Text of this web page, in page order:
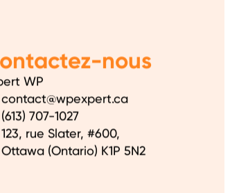
nous
WP
contact@wpexpert.ca
(613) 707-1027
123, rue Slater, #600,
Ottawa (Ontario) K1P 5N2